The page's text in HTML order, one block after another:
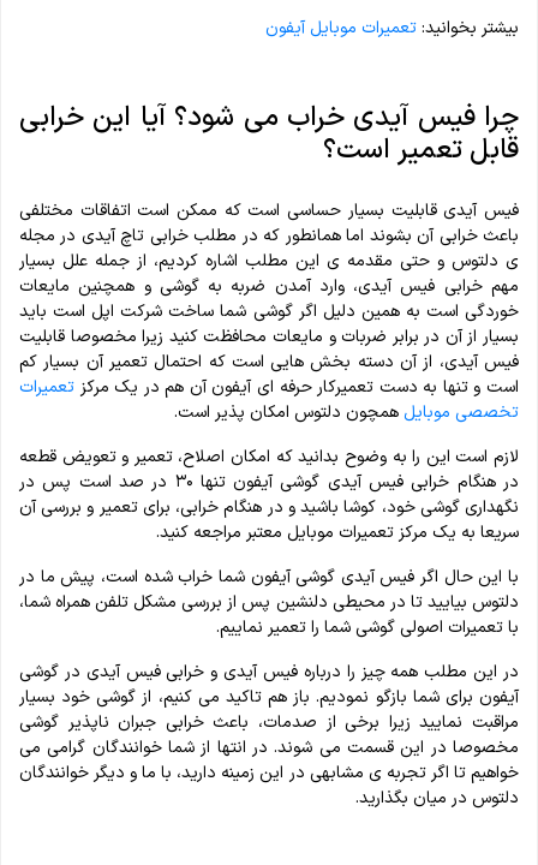
بیشتر بخوانید:تعمیرات موبایل آیفون
چرا فیس آیدی خراب می شود؟ آیا این خرابی
قابل تعمیر است؟
فیس آیدی قابلیت بسیار حساسی است که ممکن است اتفاقات مختلفی
باعث خرابی آن بشوند اما همانطور که در مطلب خرابی تاچ آیدی در مجله
ی دلتوس و حتی مقدمه ی این مطلب اشاره کردیم، از جمله علل بسیار
مهم خرابی فیس آیدی، وارد آمدن ضربه به گوشی و همچنین مایعات
خوردگی است به همین دلیل اگر گوشی شما ساخت شرکت اپل است باید
بسیار از آن در برابر ضربات و مایعات محافظت کنید زیرا مخصوصا قابلیت
فیس آیدی، از آن دسته بخش هایی است که احتمال تعمیر آن بسیار کم
است و تنها به دست تعمیرکار حرفه ای آیفون آن هم در یک مرکز تعمیرات
تخصصی موبایل همچون دلتوس امکان پذیر است.
لازم است این را به وضوح بدانید که امکان اصلاح، تعمیر و تعویض قطعه
در هنگام خرابی فیس آیدی گوشی آیفون تنها ۳۰ در صد است پس در
نگهداری گوشی خود، کوشا باشید و در هنگام خرابی، برای تعمیر و بررسی آن
سریعا به یک مرکز تعمیرات موبایل معتبر مراجعه کنید.
با این‌ حال اگر فیس آیدی گوشی آیفون شما خراب شده است، پیش ما در
دلتوس بیایید تا در محیطی دلنشین پس از بررسی مشکل تلفن همراه شما،
با تعمیرات اصولی گوشی شما را تعمیر نماییم.
در این مطلب همه چیز را درباره فیس آیدی و خرابی فیس آیدی در گوشی
آیفون برای شما بازگو نمودیم. باز هم تاکید می کنیم، از گوشی خود بسیار
مراقبت نمایید زیرا برخی از صدمات، باعث خرابی جبران ناپذیر گوشی
مخصوصا در این قسمت می شوند. در انتها از شما خوانندگان گرامی می
خواهیم تا اگر تجربه ی مشابهی در این زمینه دارید، با ما و دیگر خوانندگان
دلتوس در میان بگذارید.